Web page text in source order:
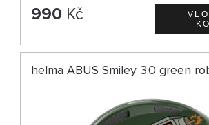
990 Kč
helma ABUS Smiley 3.0 green